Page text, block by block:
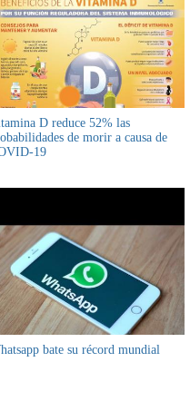
D reduce 52% las
de morir a causa de
19
bate su récord mundial